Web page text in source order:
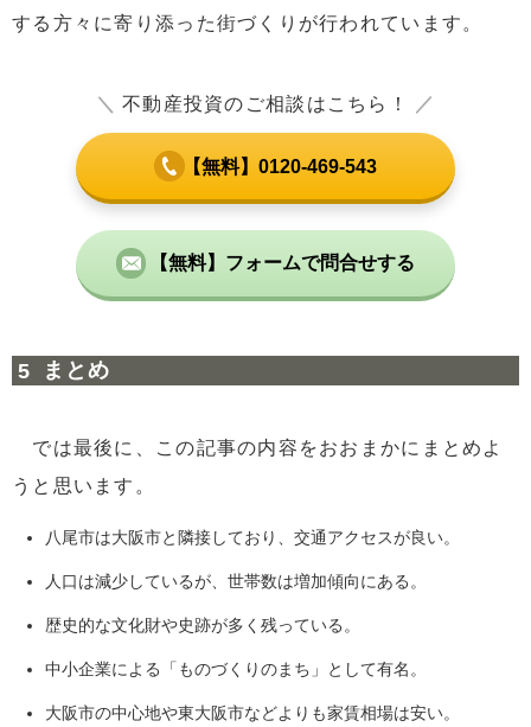
する方々に寄り添った街づくりが行われています。
＼ 不動産投資のご相談はこちら！ ／
【無料】0120-469-543
【無料】フォームで問合せする
まとめ
では最後に、この記事の内容をおおまかにまとめよ
うと思います。
八尾市は大阪市と隣接しており、交通アクセスが良い。
人口は減少しているが、世帯数は増加傾向にある。
歴史的な文化財や史跡が多く残っている。
中小企業による「ものづくりのまち」として有名。
大阪市の中心地や東大阪市などよりも家賃相場は安い。